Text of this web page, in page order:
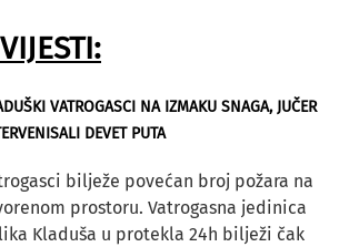
VATROGASCI NA IZMAKU SNAGA, JUČER
DEVET PUTA
bilježe povećan broj požara na
prostoru. Vatrogasna jedinica
Kladuša u protekla 24h bilježi čak